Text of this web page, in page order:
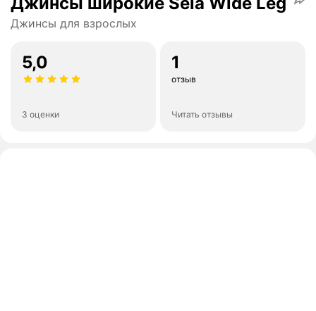
Джинсы для взрослых
5,0
3 оценки
1
отзыв
Читать отзывы